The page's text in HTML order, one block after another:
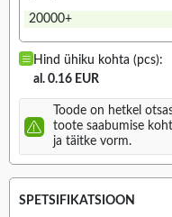
20000+
Hind ühiku kohta (pcs):
al. 0.16 EUR
Toode on hetkel
toote saabumise
ja täitke vorm.
SPETSIFIKATSIOON